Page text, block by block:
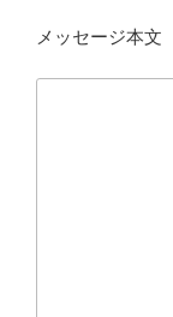
メッセージ本文